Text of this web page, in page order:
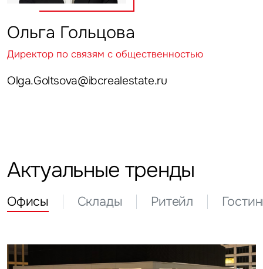
Ольга Гольцова
Директор по связям с общественностью
Olga.Goltsova@ibcrealestate.ru
Актуальные тренды
Офисы Склады Ритейл